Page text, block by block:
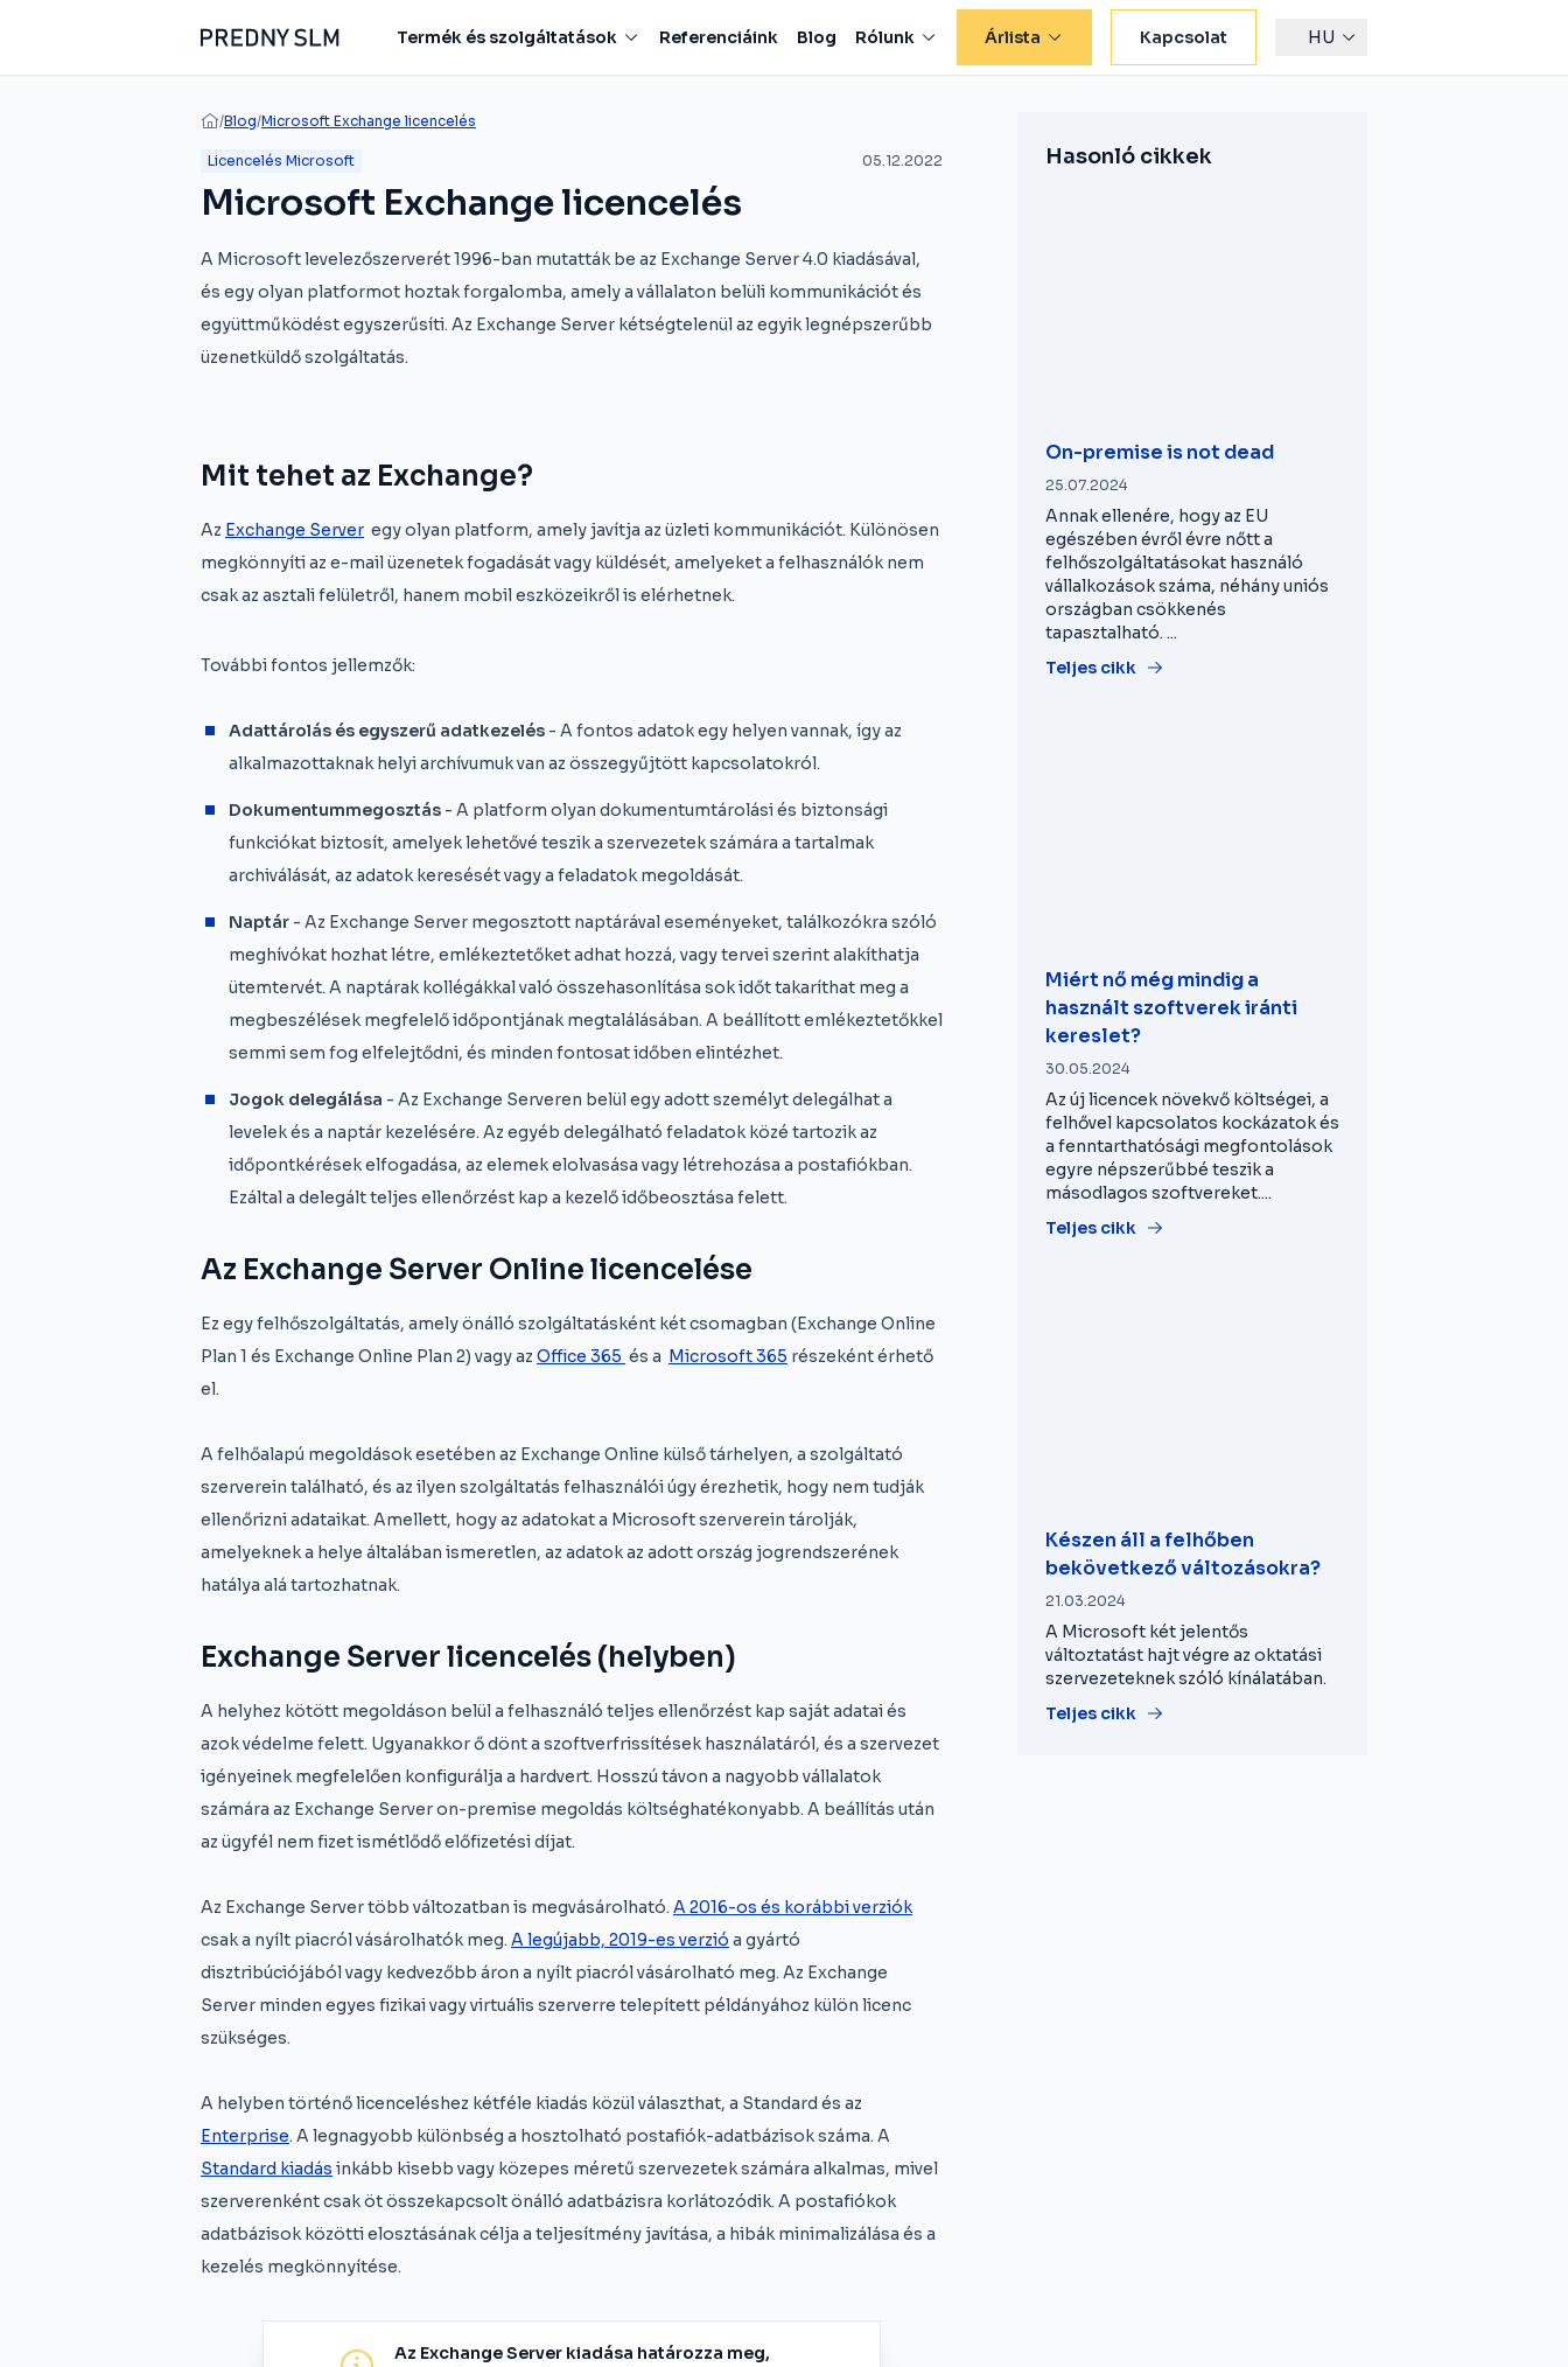
Termék és szolgáltatások Referenciáink Blog Rólunk Árlista Kapcsolat HU
/Blog/Microsoft Exchange licencelés
Licencelés Microsoft 05.12.2022
Microsoft Exchange licencelés
A Microsoft levelezőszerverét 1996-ban mutatták be az Exchange Server 4.0 kiadásával,
és egy olyan platformot hoztak forgalomba, amely a vállalaton belüli kommunikációt és
együttműködést egyszerűsíti. Az Exchange Server kétségtelenül az egyik legnépszerűbb
üzenetküldő szolgáltatás.
Mit tehet az Exchange?
Az Exchange Server egy olyan platform, amely javítja az üzleti kommunikációt. Különösen
megkönnyíti az e-mail üzenetek fogadását vagy küldését, amelyeket a felhasználók nem
csak az asztali felületről, hanem mobil eszközeikről is elérhetnek.
További fontos jellemzők:
Adattárolás és egyszerű adatkezelés - A fontos adatok egy helyen vannak, így az
alkalmazottaknak helyi archívumuk van az összegyűjtött kapcsolatokról.
Dokumentummegosztás - A platform olyan dokumentumtárolási és biztonsági
funkciókat biztosít, amelyek lehetővé teszik a szervezetek számára a tartalmak
archiválását, az adatok keresését vagy a feladatok megoldását.
Naptár - Az Exchange Server megosztott naptárával eseményeket, találkozókra szóló
meghívókat hozhat létre, emlékeztetőket adhat hozzá, vagy tervei szerint alakíthatja
ütemtervét. A naptárak kollégákkal való összehasonlítása sok időt takaríthat meg a
megbeszélések megfelelő időpontjának megtalálásában. A beállított emlékeztetőkkel
semmi sem fog elfelejtődni, és minden fontosat időben elintézhet.
Jogok delegálása - Az Exchange Serveren belül egy adott személyt delegálhat a
levelek és a naptár kezelésére. Az egyéb delegálható feladatok közé tartozik az
időpontkérések elfogadása, az elemek elolvasása vagy létrehozása a postafiókban.
Ezáltal a delegált teljes ellenőrzést kap a kezelő időbeosztása felett.
Az Exchange Server Online licencelése
Ez egy felhőszolgáltatás, amely önálló szolgáltatásként két csomagban (Exchange Online
Plan 1 és Exchange Online Plan 2) vagy az Office 365 és a Microsoft 365 részeként érhető
el.
A felhőalapú megoldások esetében az Exchange Online külső tárhelyen, a szolgáltató
szerverein található, és az ilyen szolgáltatás felhasználói úgy érezhetik, hogy nem tudják
ellenőrizni adataikat. Amellett, hogy az adatokat a Microsoft szerverein tárolják,
amelyeknek a helye általában ismeretlen, az adatok az adott ország jogrendszerének
hatálya alá tartozhatnak.
Exchange Server licencelés (helyben)
A helyhez kötött megoldáson belül a felhasználó teljes ellenőrzést kap saját adatai és
azok védelme felett. Ugyanakkor ő dönt a szoftverfrissítések használatáról, és a szervezet
igényeinek megfelelően konfigurálja a hardvert. Hosszú távon a nagyobb vállalatok
számára az Exchange Server on-premise megoldás költséghatékonyabb. A beállítás után
az ügyfél nem fizet ismétlődő előfizetési díjat.
Az Exchange Server több változatban is megvásárolható. A 2016-os és korábbi verziók
csak a nyílt piacról vásárolhatók meg. A legújabb, 2019-es verzió a gyártó
disztribúciójából vagy kedvezőbb áron a nyílt piacról vásárolható meg. Az Exchange
Server minden egyes fizikai vagy virtuális szerverre telepített példányához külön licenc
szükséges.
A helyben történő licenceléshez kétféle kiadás közül választhat, a Standard és az
Enterprise. A legnagyobb különbség a hosztolható postafiók-adatbázisok száma. A
Standard kiadás inkább kisebb vagy közepes méretű szervezetek számára alkalmas, mivel
szerverenként csak öt összekapcsolt önálló adatbázisra korlátozódik. A postafiókok
adatbázisok közötti elosztásának célja a teljesítmény javítása, a hibák minimalizálása és a
kezelés megkönnyítése.
Az Exchange Server kiadása határozza meg,
Hasonló cikkek
On-premise is not dead
25.07.2024
Annak ellenére, hogy az EU
egészében évről évre nőtt a
felhőszolgáltatásokat használó
vállalkozások száma, néhány uniós
országban csökkenés
tapasztalható. ...
Teljes cikk
Miért nő még mindig a
használt szoftverek iránti
kereslet?
30.05.2024
Az új licencek növekvő költségei, a
felhővel kapcsolatos kockázatok és
a fenntarthatósági megfontolások
egyre népszerűbbé teszik a
másodlagos szoftvereket....
Teljes cikk
Készen áll a felhőben
bekövetkező változásokra?
21.03.2024
A Microsoft két jelentős
változtatást hajt végre az oktatási
szervezeteknek szóló kínálatában.
Teljes cikk